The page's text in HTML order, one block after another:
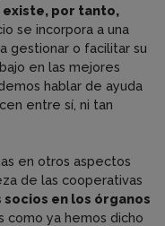
existe, por tanto,
se incorpora a una
gestionar o facilitar su
en las mejores
hablar de ayuda
entre sí, ni tan
en otros aspectos
de las cooperativas
en los órganos
como ya hemos dicho